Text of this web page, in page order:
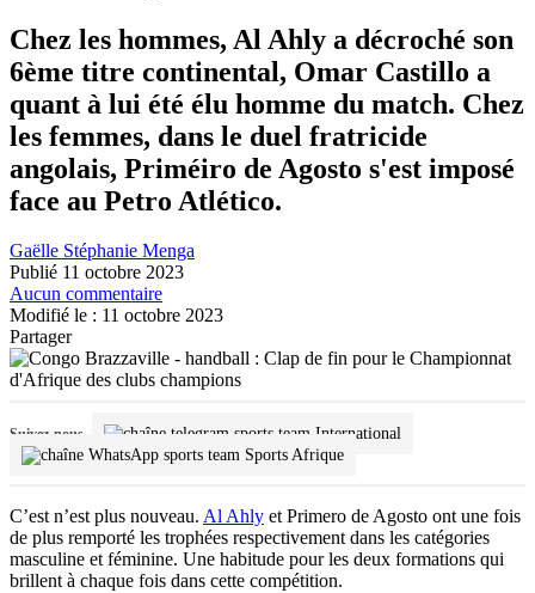
Chez les hommes, Al Ahly a décroché son
6ème titre continental, Omar Castillo a
quant à lui été élu homme du match. Chez
les femmes, dans le duel fratricide
angolais, Priméiro de Agosto s'est imposé
face au Petro Atlético.
Gaëlle Stéphanie Menga
Publié 11 octobre 2023
Aucun commentaire
Modifié le : 11 octobre 2023
Partager
Suivez-nous
International
Sports Afrique
C’est n’est plus nouveau. Al Ahly et Primero de Agosto ont une fois
de plus remporté les trophées respectivement dans les catégories
masculine et féminine. Une habitude pour les deux formations qui
brillent à chaque fois dans cette compétition.